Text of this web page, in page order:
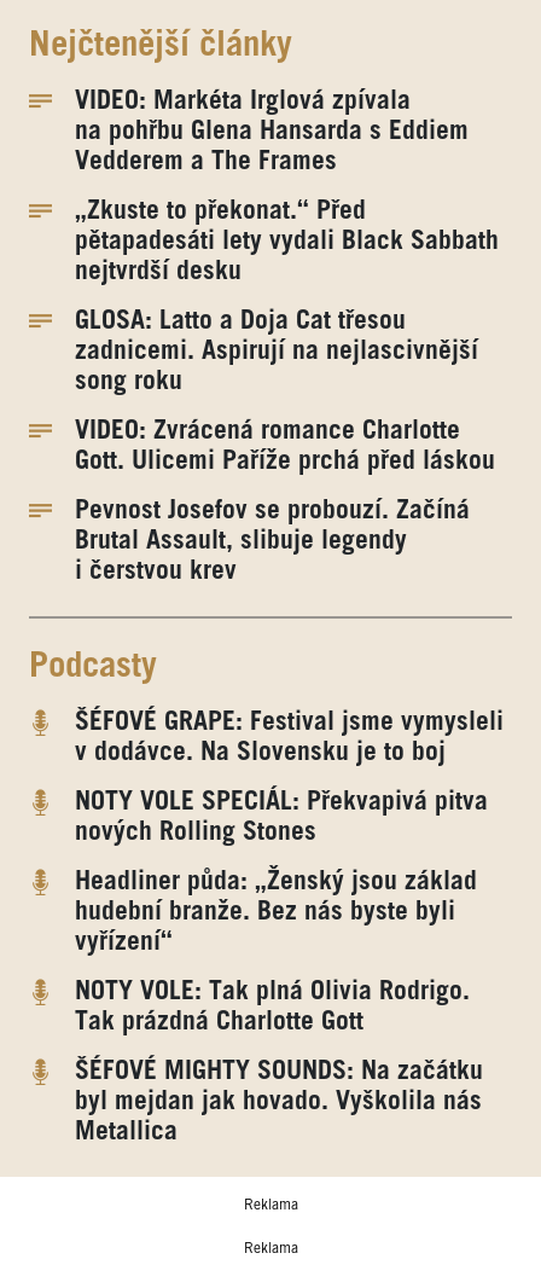
Nejčtenější články
VIDEO: Markéta Irglová zpívala
na pohřbu Glena Hansarda s Eddiem
Vedderem a The Frames
„Zkuste to překonat.“ Před
pětapadesáti lety vydali Black Sabbath
nejtvrdší desku
GLOSA: Latto a Doja Cat třesou
zadnicemi. Aspirují na nejlascivnější
song roku
VIDEO: Zvrácená romance Charlotte
Gott. Ulicemi Paříže prchá před láskou
Pevnost Josefov se probouzí. Začíná
Brutal Assault, slibuje legendy
i čerstvou krev
Podcasty
ŠÉFOVÉ GRAPE: Festival jsme vymysleli
v dodávce. Na Slovensku je to boj
NOTY VOLE SPECIÁL: Překvapivá pitva
nových Rolling Stones
Headliner půda: „Ženský jsou základ
hudební branže. Bez nás byste byli
vyřízení“
NOTY VOLE: Tak plná Olivia Rodrigo.
Tak prázdná Charlotte Gott
ŠÉFOVÉ MIGHTY SOUNDS: Na začátku
byl mejdan jak hovado. Vyškolila nás
Metallica
Reklama
Reklama